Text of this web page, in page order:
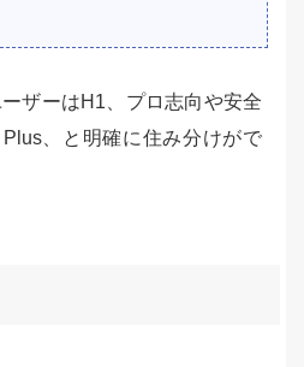
ザーはH1、プロ志向や安全
、と明確に住み分けがで